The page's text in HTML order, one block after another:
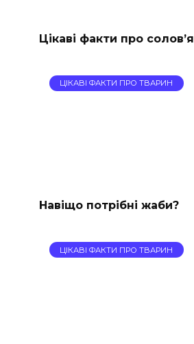
Цікаві факти про солов’я
ЦІКАВІ ФАКТИ ПРО ТВАРИН
Навіщо потрібні жаби?
ЦІКАВІ ФАКТИ ПРО ТВАРИН